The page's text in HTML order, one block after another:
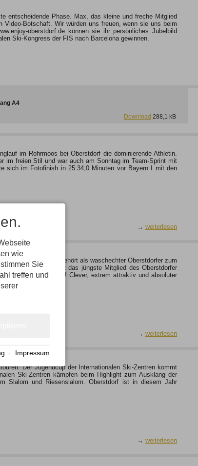
entscheidende Phase. Max, das kleine und freche Mitglied
Botschaft. Wir würden uns freuen, wenn sie uns beim
oberstdorf.de können sie ihr persönliches Jubelbild
Ski-Kongress der FIS nach Barcelona gewinnen.
A4
Download 288,1 kB
im Rohrmoos bei Oberstdorf die dominierende Athletin.
im freien Stil und war auch am Sonntag im Team-Sprint mit
sich im Fotofinish in 25:34,0 Minuten vor Bayern I mit den
→ weiterlesen
Tierchen gehört als waschechter Oberstdorfer zum
2019. Max ist das jüngste Mitglied des Oberstdorfer
Murmeltier! Clever, extrem attraktiv und absoluter
→ weiterlesen
Der Jugendcup der Internationalen Ski-Zentren kommt
Ski-Zentren kämpfen beim Highlight zum Ausklang der
Slalom und Riesenslalom. Oberstdorf ist in diesem Jahr
→ weiterlesen
wie
Sie
treffen und
· Impressum